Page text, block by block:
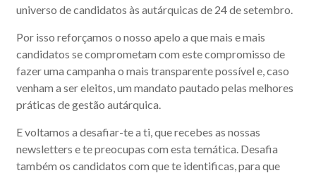
universo de candidatos às autárquicas de 24 de setembro.
Por isso reforçamos o nosso apelo a que mais e mais
candidatos se comprometam com este compromisso de
fazer uma campanha o mais transparente possível e, caso
venham a ser eleitos, um mandato pautado pelas melhores
práticas de gestão autárquica.
E voltamos a desafiar-te a ti, que recebes as nossas
newsletters e te preocupas com esta temática. Desafia
também os candidatos com que te identificas, para que